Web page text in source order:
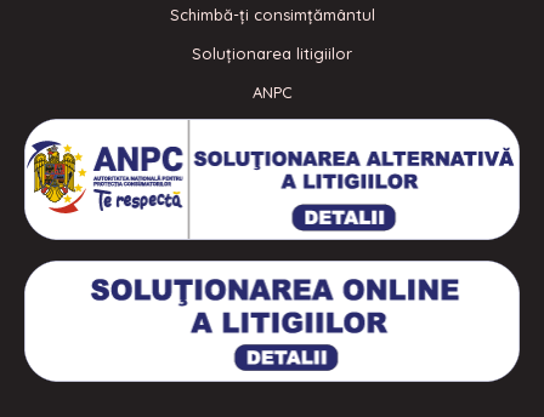
Schimbă-ți consimțământul
Soluționarea litigiilor
ANPC